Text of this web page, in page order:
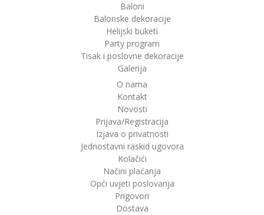
Baloni
Balonske dekoracije
Helijski buketi
Party program
Tisak i poslovne dekoracije
Galerija
O nama
Kontakt
Novosti
Prijava/Registracija
Izjava o privatnosti
Jednostavni raskid ugovora
Kolačići
Načini plaćanja
Opći uvjeti poslovanja
Prigovori
Dostava